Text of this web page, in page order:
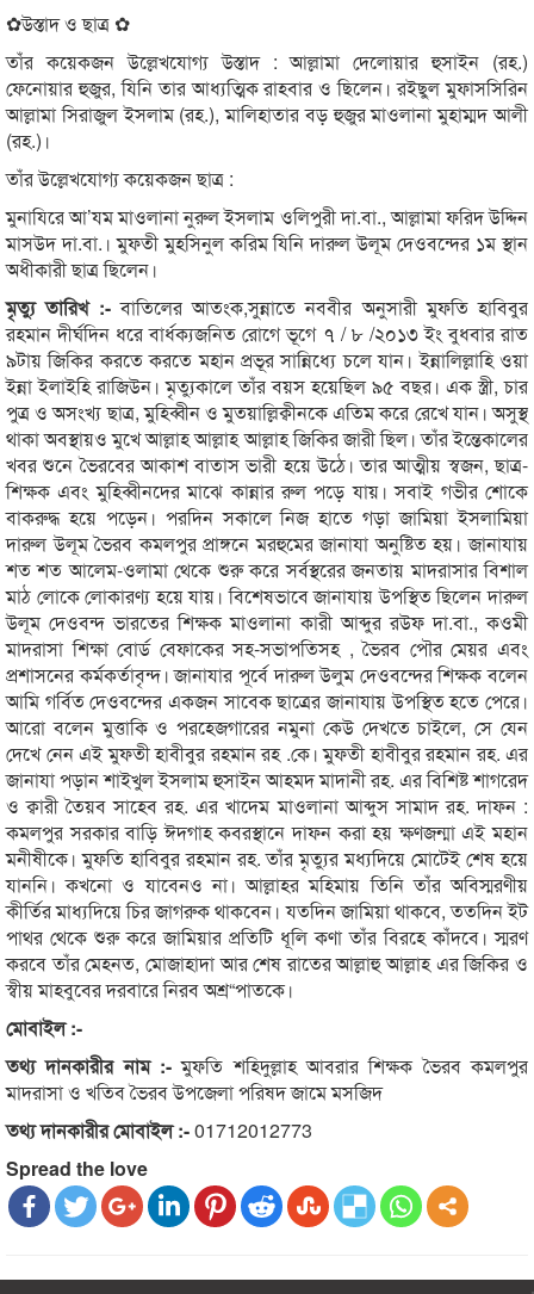
✿উস্তাদ ও ছাত্র ✿
তাঁর কয়েকজন উল্লেখযোগ্য উস্তাদ : আল্লামা দেলোয়ার হুসাইন (রহ.)
ফেনোয়ার হুজুর, যিনি তার আধ্যত্মিক রাহবার ও ছিলেন। রইছুল মুফাসসিরিন
আল্লামা সিরাজুল ইসলাম (রহ.), মালিহাতার বড় হুজুর মাওলানা মুহাম্মদ আলী
(রহ.)।
তাঁর উল্লেখযোগ্য কয়েকজন ছাত্র :
মুনাযিরে আ’যম মাওলানা নুরুল ইসলাম ওলিপুরী দা.বা., আল্লামা ফরিদ উদ্দিন
মাসউদ দা.বা.। মুফতী মুহসিনুল করিম যিনি দারুল উলূম দেওবন্দের ১ম স্থান
অধীকারী ছাত্র ছিলেন।
মৃত্যু তারিখ :-বাতিলের আতংক,সুন্নাতে নববীর অনুসারী মুফতি হাবিবুর
রহমান দীর্ঘদিন ধরে বার্ধক্যজনিত রোগে ভূগে ৭ / ৮ /২০১৩ ইং বুধবার রাত
৯টায় জিকির করতে করতে মহান প্রভূর সান্নিধ্যে চলে যান। ইন্নালিল্লাহি ওয়া
ইন্না ইলাইহি রাজিউন। মৃত্যুকালে তাঁর বয়স হয়েছিল ৯৫ বছর। এক স্ত্রী, চার
পুত্র ও অসংখ্য ছাত্র, মুহিব্বীন ও মুতয়াল্লিক্বীনকে এতিম করে রেখে যান। অসুস্থ
থাকা অবস্থায়ও মুখে আল্লাহ আল্লাহ আল্লাহ জিকির জারী ছিল। তাঁর ইন্তেকালের
খবর শুনে ভৈরবের আকাশ বাতাস ভারী হয়ে উঠে। তার আত্মীয় স্বজন, ছাত্র-
শিক্ষক এবং মুহিব্বীনদের মাঝে কান্নার রুল পড়ে যায়। সবাই গভীর শোকে
বাকরুদ্ধ হয়ে পড়েন। পরদিন সকালে নিজ হাতে গড়া জামিয়া ইসলামিয়া
দারুল উলূম ভৈরব কমলপুর প্রাঙ্গনে মরহুমের জানাযা অনুষ্টিত হয়। জানাযায়
শত শত আলেম-ওলামা থেকে শুরু করে সর্বস্থরের জনতায় মাদরাসার বিশাল
মাঠ লোকে লোকারণ্য হয়ে যায়। বিশেষভাবে জানাযায় উপস্থিত ছিলেন দারুল
উলূম দেওবন্দ ভারতের শিক্ষক মাওলানা কারী আব্দুর রউফ দা.বা., কওমী
মাদরাসা শিক্ষা বোর্ড বেফাকের সহ-সভাপতিসহ , ভৈরব পৌর মেয়র এবং
প্রশাসনের কর্মকর্তাবৃন্দ। জানাযার পূর্বে দারুল উলুম দেওবন্দের শিক্ষক বলেন
আমি গর্বিত দেওবন্দের একজন সাবেক ছাত্রের জানাযায় উপস্থিত হতে পেরে।
আরো বলেন মুত্তাকি ও পরহেজগারের নমুনা কেউ দেখতে চাইলে, সে যেন
দেখে নেন এই মুফতী হাবীবুর রহমান রহ .কে। মুফতী হাবীবুর রহমান রহ. এর
জানাযা পড়ান শাইখুল ইসলাম হুসাইন আহমদ মাদানী রহ. এর বিশিষ্ট শাগরেদ
ও ক্বারী তৈয়ব সাহেব রহ. এর খাদেম মাওলানা আব্দুস সামাদ রহ. দাফন :
কমলপুর সরকার বাড়ি ঈদগাহ কবরস্থানে দাফন করা হয় ক্ষণজন্মা এই মহান
মনীষীকে। মুফতি হাবিবুর রহমান রহ. তাঁর মৃত্যুর মধ্যদিয়ে মোটেই শেষ হয়ে
যাননি। কখনো ও যাবেনও না। আল্লাহর মহিমায় তিনি তাঁর অবিস্মরণীয়
কীর্তির মাধ্যদিয়ে চির জাগরুক থাকবেন। যতদিন জামিয়া থাকবে, ততদিন ইট
পাথর থেকে শুরু করে জামিয়ার প্রতিটি ধূলি কণা তাঁর বিরহে কাঁদবে। স্মরণ
করবে তাঁর মেহনত, মোজাহাদা আর শেষ রাতের আল্লাহু আল্লাহ এর জিকির ও
স্বীয় মাহবুবের দরবারে নিরব অশ্র“পাতকে।
মোবাইল :-
তথ্য দানকারীর নাম :- মুফতি শহিদুল্লাহ আবরার শিক্ষক ভৈরব কমলপুর
মাদরাসা ও খতিব ভৈরব উপজেলা পরিষদ জামে মসজিদ
তথ্য দানকারীর মোবাইল :-01712012773
Spread the love